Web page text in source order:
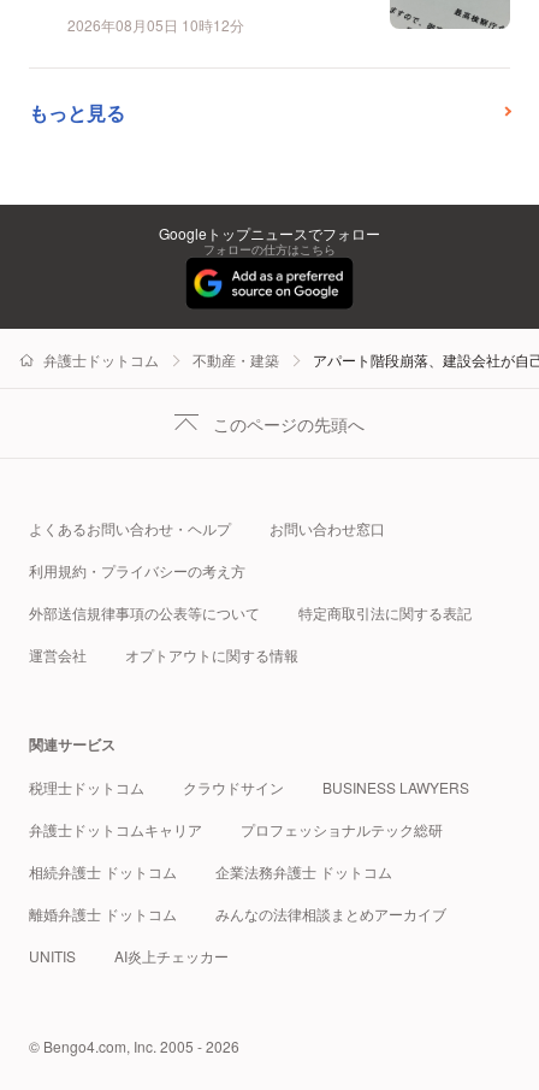
2026年08月05日 10時12分
もっと見る
Googleトップニュースでフォロー
フォローの仕方はこちら
弁護士ドットコム 不動産・建築 アパート階段崩落、建設会社が
このページの先頭へ
よくあるお問い合わせ・ヘルプ お問い合わせ窓口
利用規約・プライバシーの考え方
外部送信規律事項の公表等について 特定商取引法に関する表記
運営会社 オプトアウトに関する情報
関連サービス
税理士ドットコム クラウドサイン BUSINESS LAWYERS
弁護士ドットコムキャリア プロフェッショナルテック総研
相続弁護士 ドットコム 企業法務弁護士 ドットコム
離婚弁護士 ドットコム みんなの法律相談まとめアーカイブ
UNITIS AI炎上チェッカー
© Bengo4.com, Inc. 2005 - 2026